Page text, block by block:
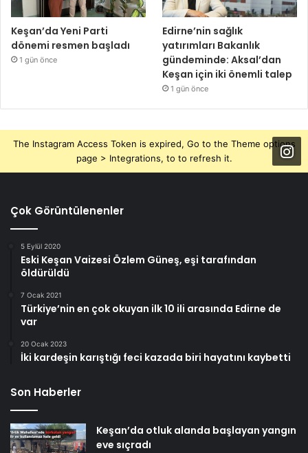
Keşan’da Yeni Parti
dönemi resmen başladı
1 gün önce
Edirne’nin sağlık
yatırımları Bakanlık
gündeminde: Aksal’dan
Keşan için iki önemli talep
1 gün önce
The Instagram Access Token is expired, Go to the Theme options
page > Integrations, to to refresh it.
Çok Görüntülenenler
5 Eylül 2020
Eski Keşan Vaizesi Özlem Güneş, eşi tarafından
öldürüldü
7 Ocak 2021
Türkiye’nin en çok okuyan ilk 10 ili arasında Edirne de
var
20 Ocak 2023
İki kardeşin karıştığı feci kazada biri hayatını kaybetti
Son Haberler
Keşan’da otluk alanda başlayan yangın
eve sıçradı